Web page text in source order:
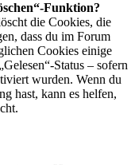
Funktion?
die Cookies, die
dass du im Forum
Cookies einige
Status – sofern
wurden. Wenn du
hast, kann es helfen,